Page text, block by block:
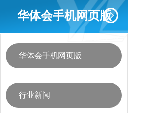
华体会手机网页版
华体会手机网页版
行业新闻